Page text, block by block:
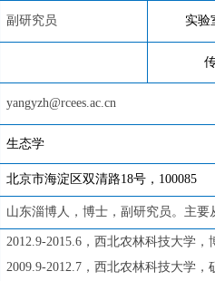
副研究员 实验
yangyzh@rcees.ac.cn
生态学
北京市海淀 区双清路18号， 100085
山东淄博人，博士，副研究员。主
2012.9-2015.6，西北农林科技大学，
2009.9-2012.7，西北农林科技大学，